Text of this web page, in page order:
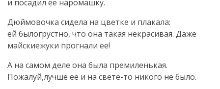
и посадил ее наромашку.
Дюймовочка сидела на цветке и плакала:
ей былогрустно, что она такая некрасивая. Даже
майскиежуки прогнали ее!
А на самом деле она была премиленькая.
Пожалуй,лучше ее и на свете-то никого не было.